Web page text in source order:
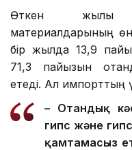
Өткен жылы
материалдарының
бір жылда 13,9
71,3 пайызын
етеді. Ал импорттың
– Отандық
гипс және
қамтамасыз